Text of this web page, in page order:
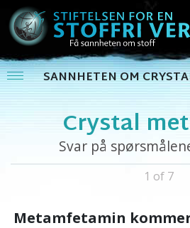
SANNHETEN OM
Crystal
Svar på
1 of 7
Metamfetamin